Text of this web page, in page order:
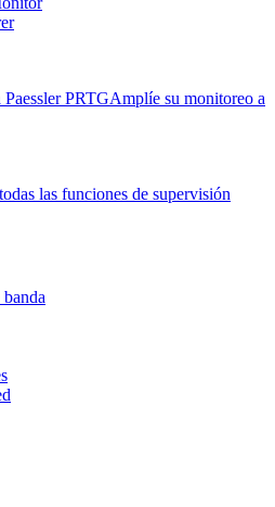
PRTGAmplíe su monitoreo a
las funciones de supervisión